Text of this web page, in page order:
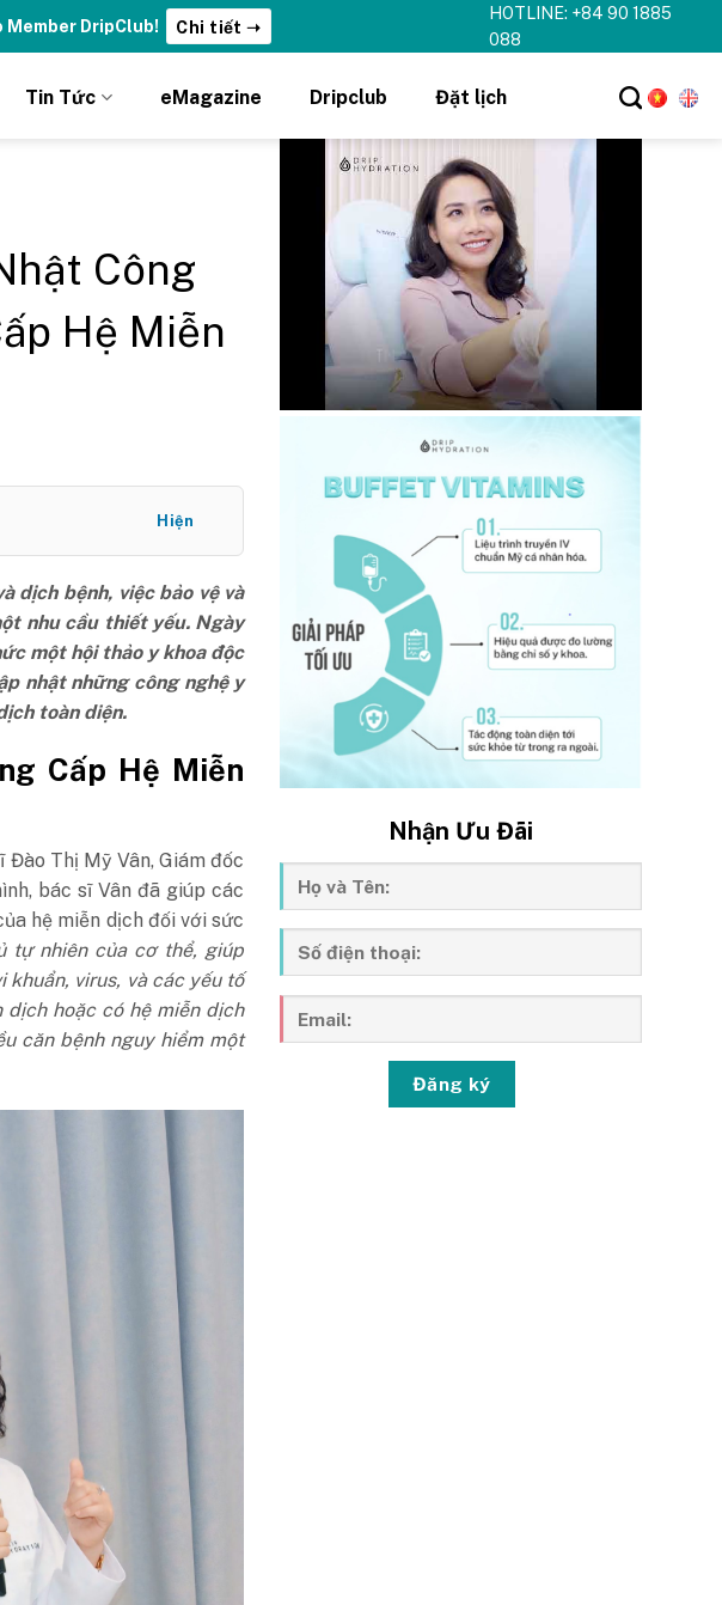
Xem ngay ➝
HOTLINE: +84 90 1885
088
Tin Tức eMagazine Dripclub Đặt lịch
Công
Hệ Miễn
Hiện
dịch bệnh, việc bảo vệ và
nhu cầu thiết yếu. Ngày
một hội thảo y khoa độc
nhật những công nghệ y
toàn diện.
Cấp Hệ Miễn
Thị Mỹ Vân, Giám đốc
bác sĩ Vân đã giúp các
hệ miễn dịch đối với sức
tự nhiên của cơ thể, giúp
khuẩn, virus, và các yếu tố
hoặc có hệ miễn dịch
căn bệnh nguy hiểm một
Nhận Ưu Đãi
Đăng ký